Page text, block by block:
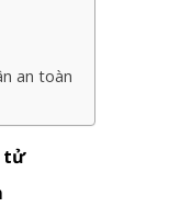
an toàn
tử